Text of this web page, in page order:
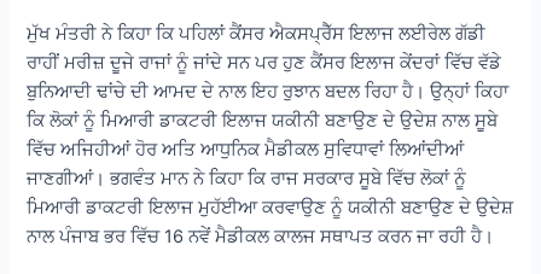
ਮੁੱਖ ਮੰਤਰੀ ਨੇ ਕਿਹਾ ਕਿ ਪਹਿਲਾਂ ਕੈਂਸਰ ਐਕਸਪ੍ਰੈੱਸ ਇਲਾਜ ਲਈਰੇਲ ਗੱਡੀ
ਰਾਹੀਂ ਮਰੀਜ਼ ਦੂਜੇ ਰਾਜਾਂ ਨੂੰ ਜਾਂਦੇ ਸਨ ਪਰ ਹੁਣ ਕੈਂਸਰ ਇਲਾਜ ਕੇਂਦਰਾਂ ਵਿੱਚ ਵੱਡੇ
ਬੁਨਿਆਦੀ ਢਾਂਚੇ ਦੀ ਆਮਦ ਦੇ ਨਾਲ ਇਹ ਰੁਝਾਨ ਬਦਲ ਰਿਹਾ ਹੈ। ਉਨ੍ਹਾਂ ਕਿਹਾ
ਕਿ ਲੋਕਾਂ ਨੂੰ ਮਿਆਰੀ ਡਾਕਟਰੀ ਇਲਾਜ ਯਕੀਨੀ ਬਣਾਉਣ ਦੇ ਉਦੇਸ਼ ਨਾਲ ਸੂਬੇ
ਵਿੱਚ ਅਜਿਹੀਆਂ ਹੋਰ ਅਤਿ ਆਧੁਨਿਕ ਮੈਡੀਕਲ ਸੁਵਿਧਾਵਾਂ ਲਿਆਂਦੀਆਂ
ਜਾਣਗੀਆਂ। ਭਗਵੰਤ ਮਾਨ ਨੇ ਕਿਹਾ ਕਿ ਰਾਜ ਸਰਕਾਰ ਸੂਬੇ ਵਿੱਚ ਲੋਕਾਂ ਨੂੰ
ਮਿਆਰੀ ਡਾਕਟਰੀ ਇਲਾਜ ਮੁਹੱਈਆ ਕਰਵਾਉਣ ਨੂੰ ਯਕੀਨੀ ਬਣਾਉਣ ਦੇ ਉਦੇਸ਼
ਨਾਲ ਪੰਜਾਬ ਭਰ ਵਿੱਚ 16 ਨਵੇਂ ਮੈਡੀਕਲ ਕਾਲਜ ਸਥਾਪਤ ਕਰਨ ਜਾ ਰਹੀ ਹੈ।